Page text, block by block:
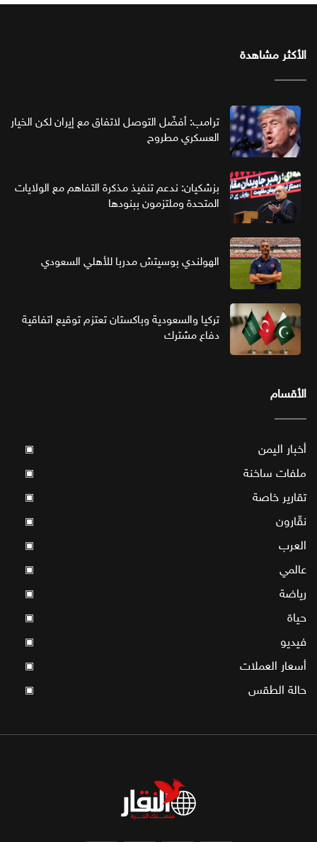
الأكثر مشاهدة
ترامب: أفضّل التوصل لاتفاق مع إيران لكن الخيار
العسكري مطروح
بزشكيان: ندعم تنفيذ مذكرة التفاهم مع الولايات
المتحدة وملتزمون ببنودها
الهولندي بوسيتش مدربا للأهلي السعودي
تركيا والسعودية وباكستان تعتزم توقيع اتفاقية
دفاع مشترك
الأقسام
أخبار اليمن ▣
ملفات ساخنة ▣
تقارير خاصة ▣
نقّارون ▣
العرب ▣
عالمي ▣
رياضة ▣
حياة ▣
فيديو ▣
أسعار العملات ▣
حالة الطقس ▣